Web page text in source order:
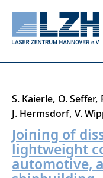
Direkt
zum
Inhalt
S. Kaierle O. Seffer
J. Hermsdorf V.
Joining of
lightweight
automotive,